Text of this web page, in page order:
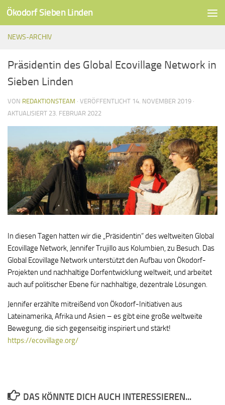
Unter dem Inhalt
Ökodorf Sieben Linden
NEWS-ARCHIV
Präsidentin des Global Ecovillage Network in
Sieben Linden
VON REDAKTIONSTEAM · VERÖFFENTLICHT 14. NOVEMBER 2019 ·
AKTUALISIERT 23. FEBRUAR 2022
In diesen Tagen hatten wir die „Präsidentin“ des weltweiten Global
Ecovillage Network, Jennifer Trujillo aus Kolumbien, zu Besuch. Das
Global Ecovillage Network unterstützt den Aufbau von Ökodorf-
Projekten und nachhaltige Dorfentwicklung weltweit, und arbeitet
auch auf politischer Ebene für nachhaltige, dezentrale Lösungen.
Jennifer erzählte mitreißend von Ökodorf-Initiativen aus
Lateinamerika, Afrika und Asien – es gibt eine große weltweite
Bewegung, die sich gegenseitig inspiriert und stärkt!
https://ecovillage.org/
DAS KÖNNTE DICH AUCH INTERESSIEREN...